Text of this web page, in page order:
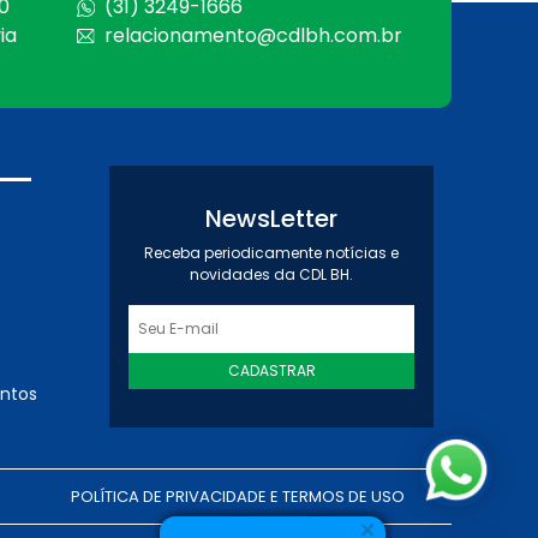
(31) 3249-1666
relacionamento@cdlbh.com.br
NewsLetter
Receba periodicamente notícias e
novidades da CDL BH.
CADASTRAR
POLÍTICA DE PRIVACIDADE E TERMOS DE USO